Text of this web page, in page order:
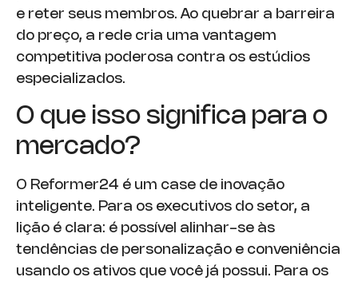
e reter seus membros. Ao quebrar a barreira
do preço, a rede cria uma vantagem
competitiva poderosa contra os estúdios
especializados.
O que isso significa para o
mercado?
O Reformer24 é um case de inovação
inteligente. Para os executivos do setor, a
lição é clara: é possível alinhar-se às
tendências de personalização e conveniência
usando os ativos que você já possui. Para os